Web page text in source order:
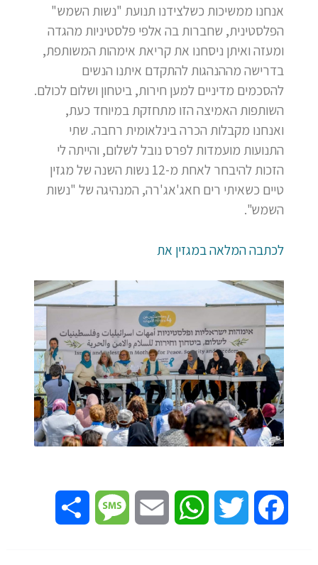
אנחנו ממשיכות כשלצידנו תנועת "נשות השמש"
הפלסטינית, שחברות בה אלפי פלסטיניות מהגדה
ומעזה ואיתן ניסחנו את קריאת אימהות המשותפת,
בדרישה מההנהגות להתקדם איתנו הנשים
להסכמים מדיניים למען חירות, ביטחון ושלום לכולם.
השותפות האמיצה הזו מתחזקת במיוחד כעת,
ואנחנו מקבלות הכרה בינלאומית רחבה. שתי
התנועות מועמדות לפרס נובל לשלום, והייתה לי
הזכות להיבחר לאחת מ-12 נשות השנה של מגזין
טיים כשאיתי רים חאג'אג'רה, המנהיגה של "נשות
השמש".
לכתבה המלאה במגזין את
Facebook
Twitter
WhatsApp
Email
Message